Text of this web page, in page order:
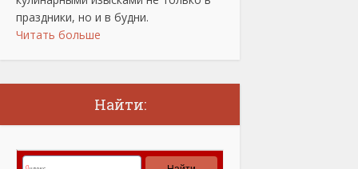
праздники, но и в будни.
Читать больше
Найти: